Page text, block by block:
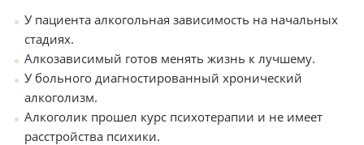
У пациента алкогольная зависимость на начальных
стадиях.
Алкозависимый готов менять жизнь к лучшему.
У больного диагностированный хронический
алкоголизм.
Алкоголик прошел курс психотерапии и не имеет
расстройства психики.